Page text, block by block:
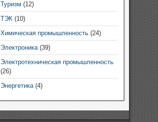
Туризм (12)
ТЭК(10)
Химическая промышленность(24)
Электроника(39)
Электротехническая промышленность
(26)
Энергетика(4)